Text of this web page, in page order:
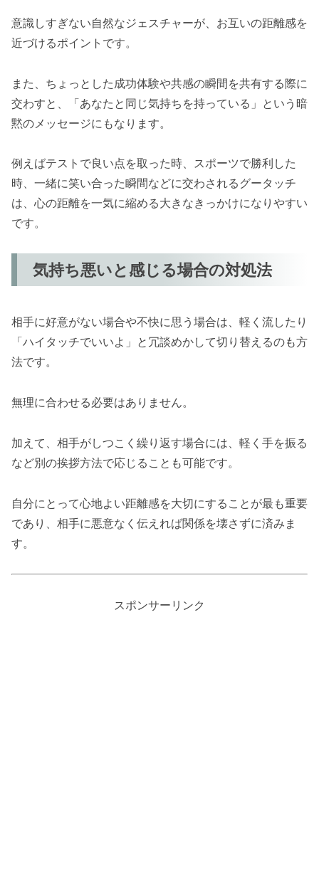
意識しすぎない自然なジェスチャーが、お互いの距離感を
近づけるポイントです。
また、ちょっとした成功体験や共感の瞬間を共有する際に
交わすと、「あなたと同じ気持ちを持っている」という暗
黙のメッセージにもなります。
例えばテストで良い点を取った時、スポーツで勝利した
時、一緒に笑い合った瞬間などに交わされるグータッチ
は、心の距離を一気に縮める大きなきっかけになりやすい
です。
気持ち悪いと感じる場合の対処法
相手に好意がない場合や不快に思う場合は、軽く流したり
「ハイタッチでいいよ」と冗談めかして切り替えるのも方
法です。
無理に合わせる必要はありません。
加えて、相手がしつこく繰り返す場合には、軽く手を振る
など別の挨拶方法で応じることも可能です。
自分にとって心地よい距離感を大切にすることが最も重要
であり、相手に悪意なく伝えれば関係を壊さずに済みま
す。
スポンサーリンク